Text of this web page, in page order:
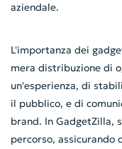
aziendale.
L'importanza dei
mera distribuzione di
un'esperienza, di
il pubblico, e di
brand. In GadgetZilla,
percorso, assicurando